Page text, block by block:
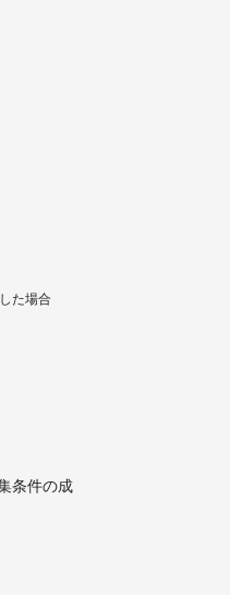
た場合
条件の成